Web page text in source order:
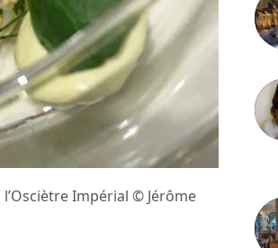
Impérial © Jérôme